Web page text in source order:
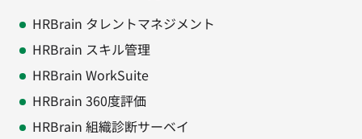
HRBrain タレントマネジメント
HRBrain スキル管理
HRBrain WorkSuite
HRBrain 360度評価
HRBrain 組織診断サーベイ